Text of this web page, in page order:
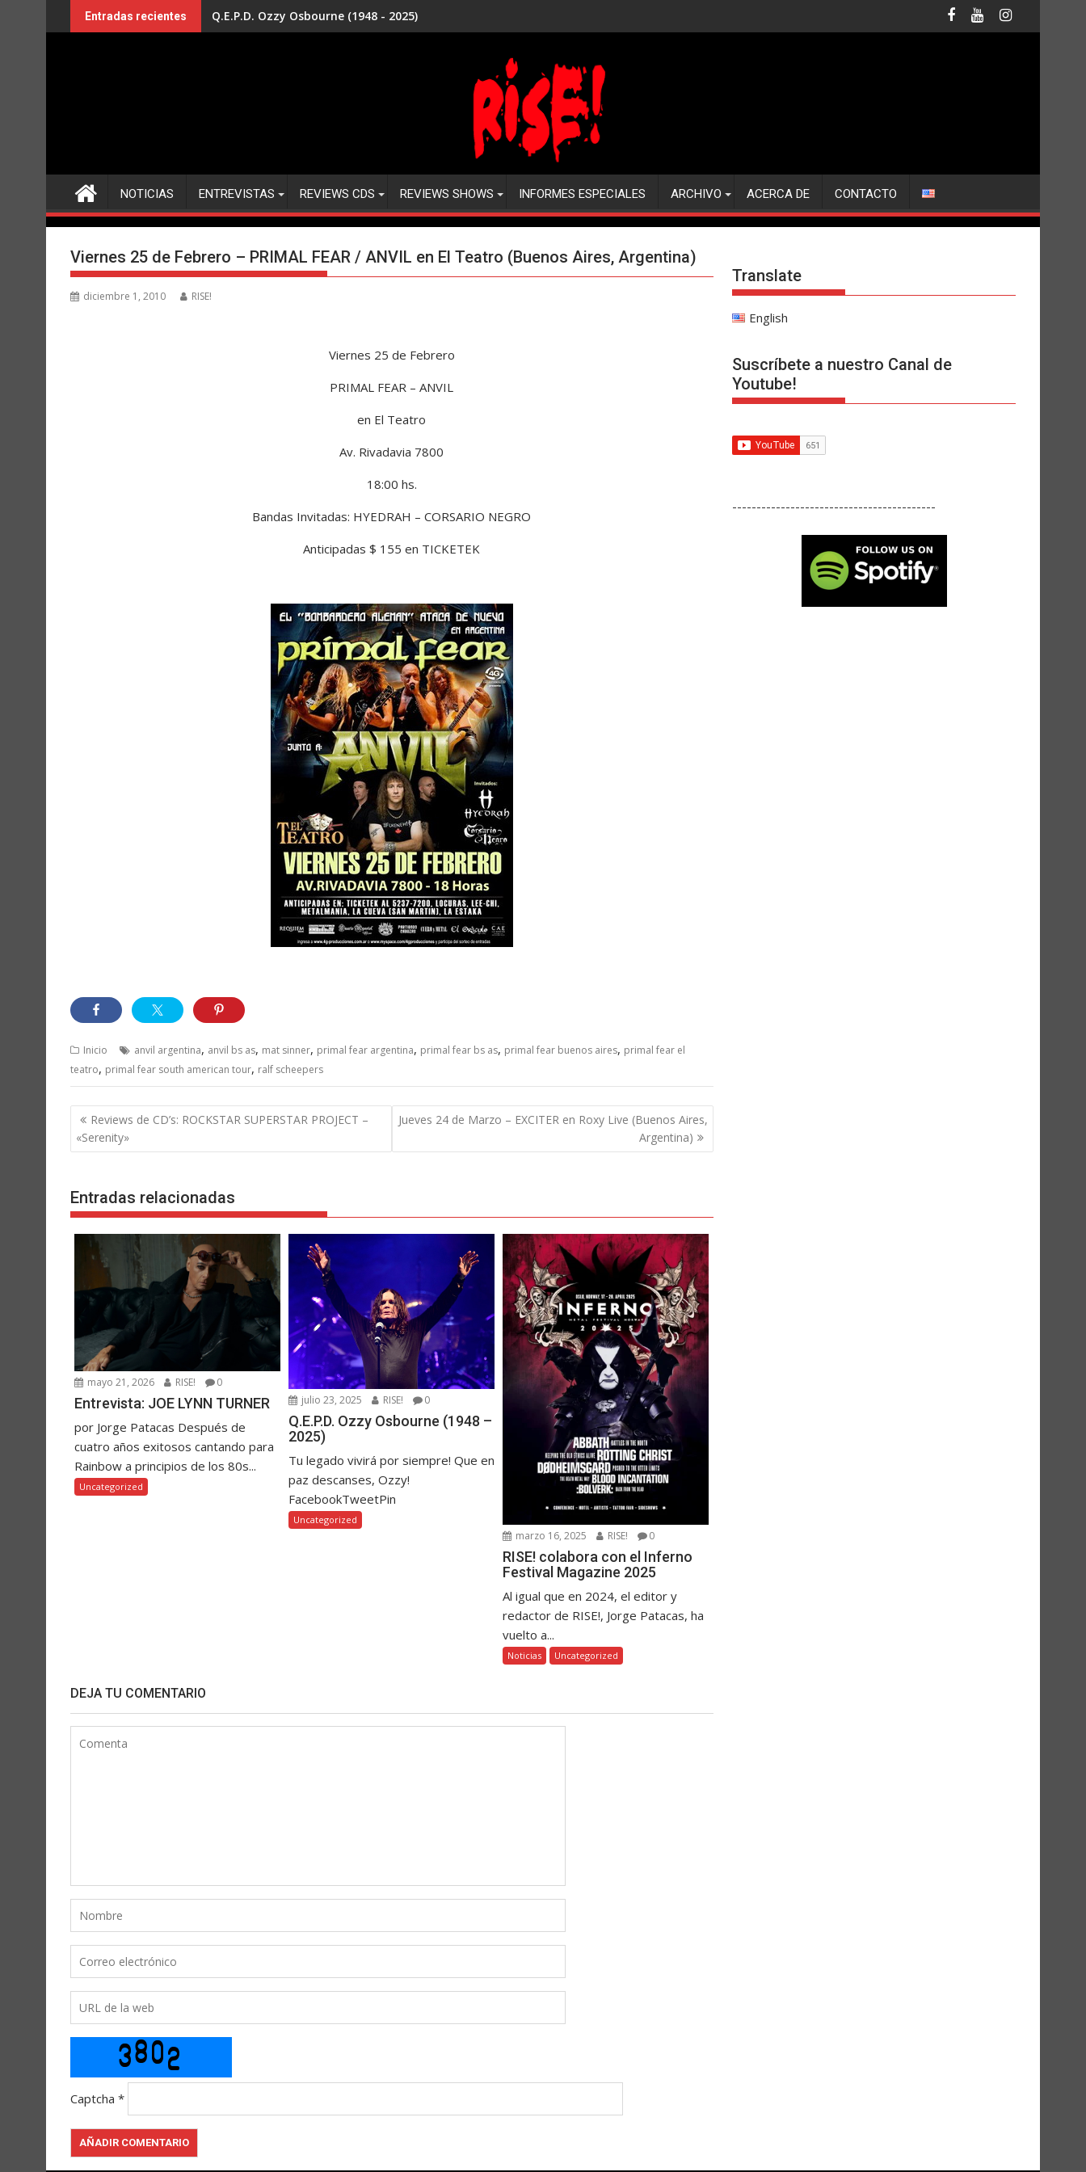
al
Entradas recientes Q.E.P.D. Ozzy Osbourne (1948 - 2025)
NOTICIAS ENTREVISTAS REVIEWS CDS REVIEWS SHOWS INFORMES ESPECIALES ARCHIVO ACERCA DE CONTACTO
Viernes 25 de Febrero – PRIMAL FEAR / ANVIL en El Teatro (Buenos Aires, Argentina)
diciembre 1, 2010 RISE!
Viernes 25 de Febrero
PRIMAL FEAR – ANVIL
en El Teatro
Av. Rivadavia 7800
18:00 hs.
Bandas Invitadas: HYEDRAH – CORSARIO NEGRO
Anticipadas $ 155 en TICKETEK
Inicio anvil argentina, anvil bs as, mat sinner, primal fear argentina, primal fear bs as, primal fear buenos aires, primal fear el
teatro, primal fear south american tour, ralf scheepers
Navegación
de
entradas
Reviews de CD’s: ROCKSTAR SUPERSTAR PROJECT –
«Serenity»
Jueves 24 de Marzo – EXCITER en Roxy Live (Buenos Aires,
Argentina)
Entradas relacionadas
mayo 21, 2026 RISE! 0
Entrevista: JOE LYNN TURNER
por Jorge Patacas Después de
cuatro años exitosos cantando para
Rainbow a principios de los 80s...
Uncategorized
julio 23, 2025 RISE! 0
Q.E.P.D. Ozzy Osbourne (1948 –
2025)
Tu legado vivirá por siempre! Que en
paz descanses, Ozzy!
FacebookTweetPin
Uncategorized
marzo 16, 2025 RISE! 0
RISE! colabora con el Inferno
Festival Magazine 2025
Al igual que en 2024, el editor y
redactor de RISE!, Jorge Patacas, ha
vuelto a...
Noticias Uncategorized
DEJA TU COMENTARIO
Captcha *
Translate
English
Suscríbete a nuestro Canal de
Youtube!
------------------------------------------